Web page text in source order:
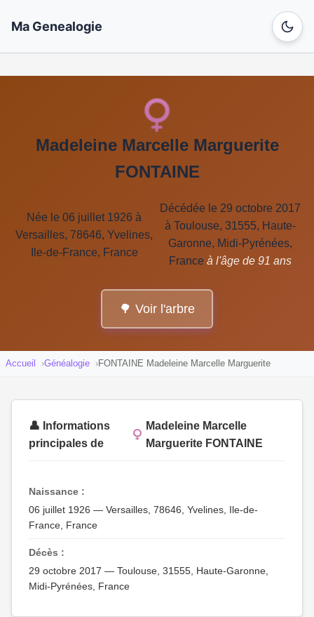
Ma Genealogie
Madeleine Marcelle Marguerite
FONTAINE
Née le 06 juillet 1926 à
Versailles, 78646, Yvelines,
Ile-de-France, France
Décédée le 29 octobre 2017
à Toulouse, 31555, Haute-
Garonne, Midi-Pyrénées,
France à l'âge de 91 ans
🌳 Voir l'arbre
Accueil Généalogie FONTAINE Madeleine Marcelle Marguerite
👤 Informations
principales de
Madeleine Marcelle
Marguerite FONTAINE
Naissance :
06 juillet 1926 — Versailles, 78646, Yvelines, Ile-de-
France, France
Décès :
29 octobre 2017 — Toulouse, 31555, Haute-Garonne,
Midi-Pyrénées, France